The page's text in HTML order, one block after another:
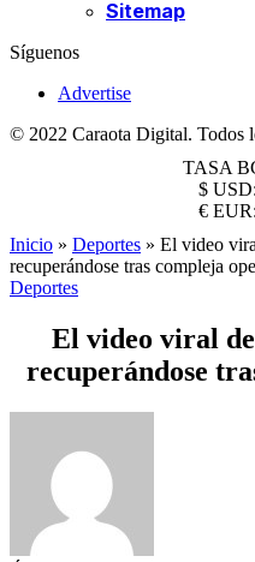
Sitemap
Síguenos
Advertise
© 2022 Caraota Digital. Todos
TASA
$ USD:
€ EUR:
Inicio » Deportes » El video
recuperándose tras compleja
Deportes
El video viral
recuperándose